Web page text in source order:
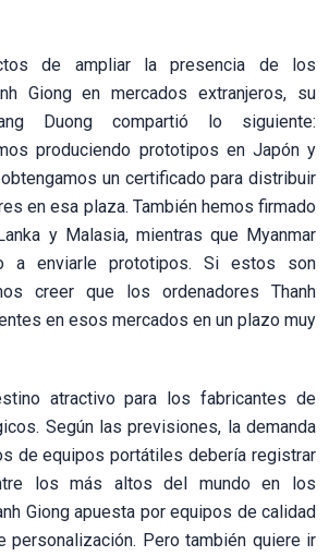
de ampliar la presencia de los
Giong en mercados extranjeros, su
Duong compartió lo siguiente:
produciendo prototipos en Japón y
un certificado para distribuir
en esa plaza. También hemos firmado
y Malasia, mientras que Myanmar
a enviarle prototipos. Si estos son
creer que los ordenadores Thanh
en esos mercados en un plazo muy
atractivo para los fabricantes de
Según las previsiones, la demanda
de equipos portátiles debería registrar
los más altos del mundo en los
Giong apuesta por equipos de calidad
personalización. Pero también quiere ir